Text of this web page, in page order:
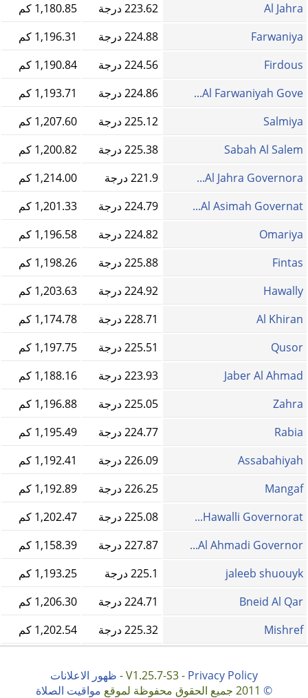
Al Jahra
223.62 درجة
1,180.85 كم
Farwaniya
224.88 درجة
1,196.31 كم
Firdous
224.56 درجة
1,190.84 كم
Al Farwaniyah Gove...
224.86 درجة
1,193.71 كم
Salmiya
225.12 درجة
1,207.60 كم
Sabah Al Salem
225.38 درجة
1,200.82 كم
Al Jahra Governora...
221.9 درجة
1,214.00 كم
Al Asimah Governat...
224.79 درجة
1,201.33 كم
Omariya
224.82 درجة
1,196.58 كم
Fintas
225.88 درجة
1,198.26 كم
Hawally
224.92 درجة
1,203.63 كم
Al Khiran
228.71 درجة
1,174.78 كم
Qusor
225.51 درجة
1,197.75 كم
Jaber Al Ahmad
223.93 درجة
1,188.16 كم
Zahra
225.05 درجة
1,196.88 كم
Rabia
224.77 درجة
1,195.49 كم
Assabahiyah
226.09 درجة
1,192.41 كم
Mangaf
226.25 درجة
1,192.89 كم
Hawalli Governorat...
225.08 درجة
1,202.47 كم
Al Ahmadi Governor...
227.87 درجة
1,158.39 كم
jaleeb shuouyk
225.1 درجة
1,193.25 كم
Bneid Al Qar
224.71 درجة
1,206.30 كم
Mishref
225.32 درجة 1,202.54 كم
V1.25.7-S3 - Privacy Policy
- ظهور الاعلانات
©
مواقيت الصلاة